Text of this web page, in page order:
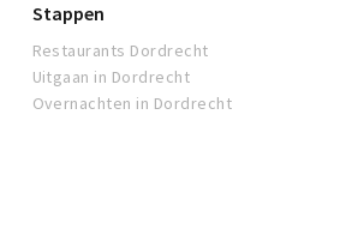
Stappen
Restaurants Dordrecht
Uitgaan in Dordrecht
Overnachten in Dordrecht